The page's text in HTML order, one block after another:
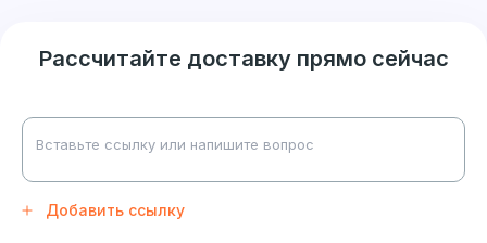
Рассчитайте доставку прямо сейчас
Добавить ссылку